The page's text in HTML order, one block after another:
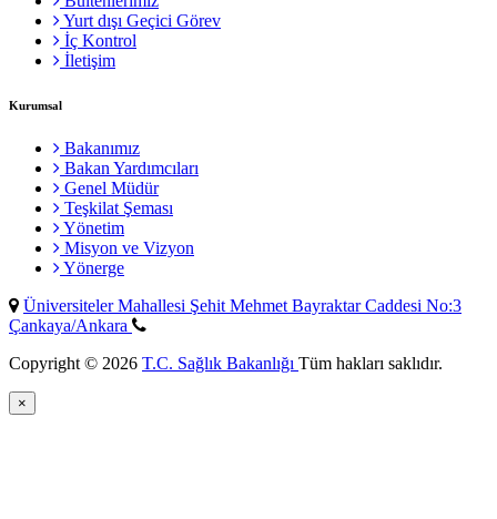
Yurt dışı Geçici Görev
İç Kontrol
İletişim
Kurumsal
Bakanımız
Bakan Yardımcıları
Genel Müdür
Teşkilat Şeması
Yönetim
Misyon ve Vizyon
Yönerge
Üniversiteler Mahallesi Şehit Mehmet Bayraktar Caddesi No:3
Çankaya/Ankara
Copyright © 2026 T.C. Sağlık Bakanlığı Tüm hakları saklıdır.
×